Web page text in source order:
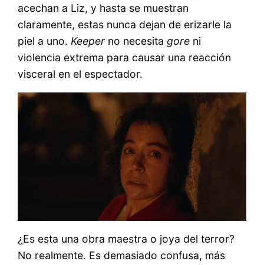
acechan a Liz, y hasta se muestran
claramente, estas nunca dejan de erizarle la
piel a uno. Keeper no necesitagore ni
violencia extrema para causar una reacción
visceral en el espectador.
¿Es esta una obra maestra o joya del terror?
No realmente. Es demasiado confusa, más